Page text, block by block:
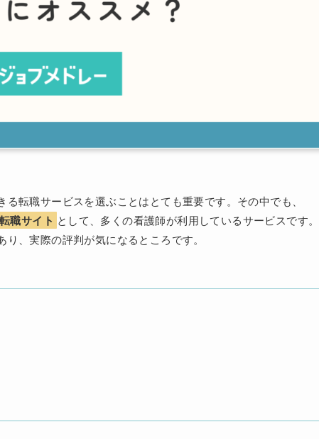
転職サービスを選ぶことはとても重要です。その中でも、
職サイト として、多くの看護師が利用しているサービスです。
、実際の評判が気になるところです。